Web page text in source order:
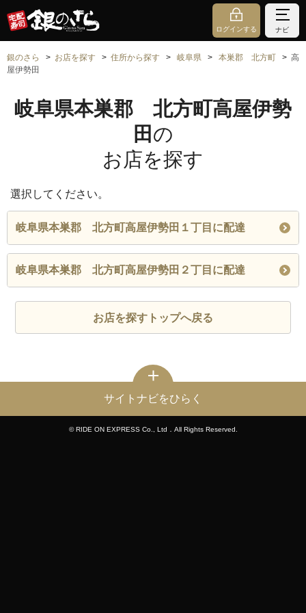
ログインする ナビ
銀のさら お店を探す 住所から探す 岐阜県 本巣郡 北方町
高
屋伊勢田
岐阜県本巣郡 北方町高屋伊勢
田 の
お店を探す
選択してください。
岐阜県本巣郡 北方町高屋伊勢田１丁目に配達
岐阜県本巣郡 北方町高屋伊勢田２丁目に配達
お店を探すトップへ戻る
サイトナビをひらく
© RIDE ON EXPRESS Co., Ltd．All Rights Reserved.